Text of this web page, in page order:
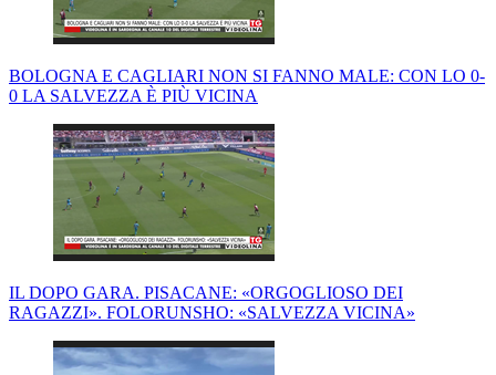
BOLOGNA E CAGLIARI NON SI FANNO MALE: CON LO 0-
0 LA SALVEZZA È PIÙ VICINA
IL DOPO GARA. PISACANE: «ORGOGLIOSO DEI
RAGAZZI». FOLORUNSHO: «SALVEZZA VICINA»